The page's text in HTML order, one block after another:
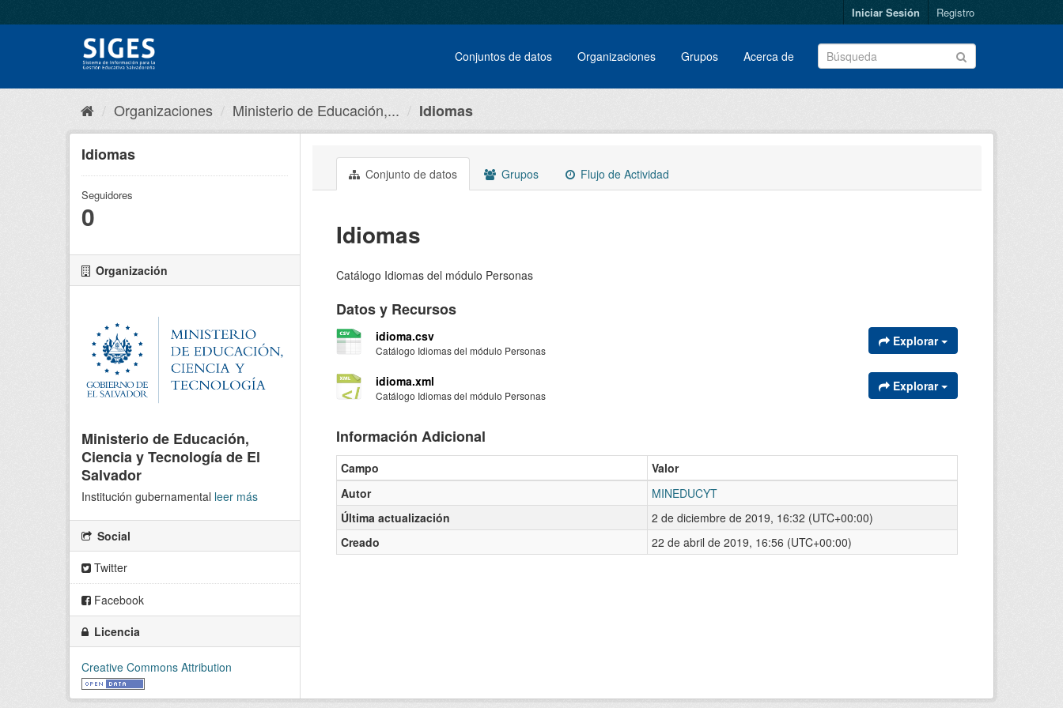
Iniciar Sesión Registro
Conjuntos de datos Organizaciones Grupos Acerca de
Organizaciones Ministerio de Educación,... Idiomas
Idiomas
Seguidores
0
Organización
Ministerio de Educación,
Ciencia y Tecnología de El
Salvador
Institución gubernamental leer más
Social
Twitter
Facebook
Licencia
Creative Commons Attribution
Conjunto de datos Grupos Flujo de Actividad
Idiomas
Catálogo Idiomas del módulo Personas
Datos y Recursos
idioma.csv
Catálogo Idiomas del módulo Personas
Explorar
idioma.xml
Catálogo Idiomas del módulo Personas
Explorar
Información Adicional
Campo
Valor
Autor
MINEDUCYT
Última actualización
2 de diciembre de 2019, 16:32 (UTC+00:00)
Creado
22 de abril de 2019, 16:56 (UTC+00:00)